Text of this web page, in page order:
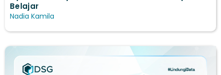
Belajar
Nadia Kamila